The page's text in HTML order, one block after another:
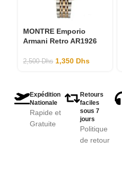
MONTRE Emporio
Armani Retro AR1926
2,500Dhs 1,350 Dhs
Expédition
Nationale
Rapide et
Gratuite
Retours
faciles
sous 7
jours
Politique
de retour